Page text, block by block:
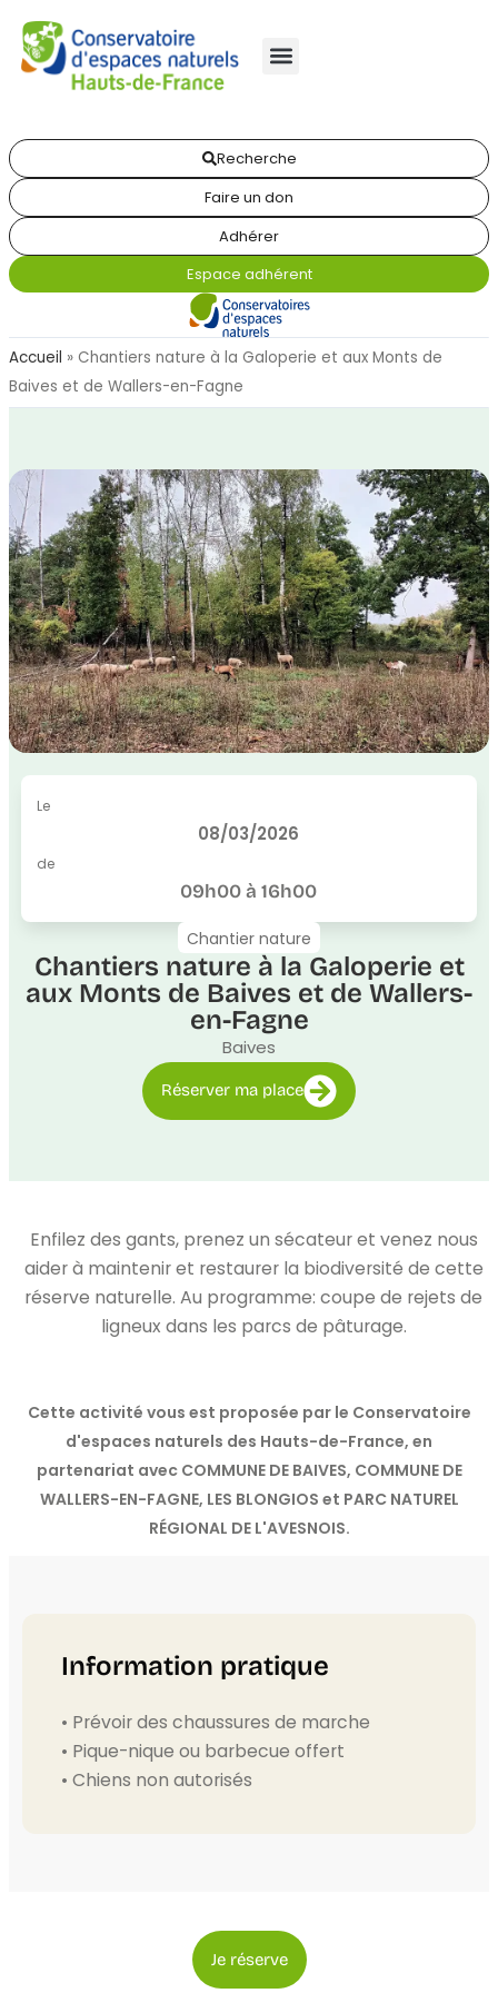
Recherche
Faire un don
Adhérer
Espace adhérent
Accueil » Chantiers nature à la Galoperie et aux Monts de
Baives et de Wallers-en-Fagne
Le
08/03/2026
de
09h00 à 16h00
Chantier nature
Chantiers nature à la Galoperie et
aux Monts de Baives et de Wallers-
en-Fagne
Baives
Réserver ma place
Enfilez des gants, prenez un sécateur et venez nous
aider à maintenir et restaurer la biodiversité de cette
réserve naturelle. Au programme: coupe de rejets de
ligneux dans les parcs de pâturage.
Cette activité vous est proposée par le Conservatoire
d'espaces naturels des Hauts-de-France, en
partenariat avec COMMUNE DE BAIVES, COMMUNE DE
WALLERS-EN-FAGNE, LES BLONGIOS et PARC NATUREL
RÉGIONAL DE L'AVESNOIS.
Information pratique
• Prévoir des chaussures de marche
• Pique-nique ou barbecue offert
• Chiens non autorisés
Je réserve